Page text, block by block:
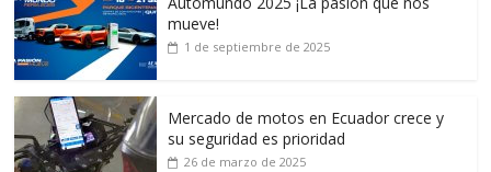
mueve!
1 de septiembre de 2025
Mercado de motos en Ecuador crece y
su seguridad es prioridad
26 de marzo de 2025